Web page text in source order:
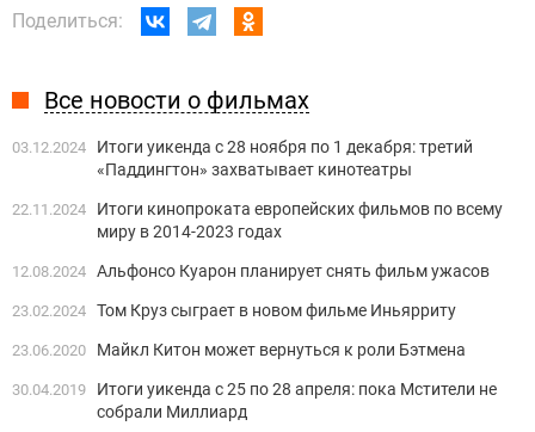
Поделиться:
Все новости о фильмах
03.12.2024
Итоги уикенда с 28 ноября по 1 декабря: третий
«Паддингтон» захватывает кинотеатры
22.11.2024
Итоги кинопроката европейских фильмов по всему
миру в 2014-2023 годах
12.08.2024 Альфонсо Куарон планирует снять фильм ужасов
23.02.2024 Том Круз сыграет в новом фильме Иньярриту
23.06.2020 Майкл Китон может вернуться к роли Бэтмена
30.04.2019
Итоги уикенда с 25 по 28 апреля: пока Мстители не
собрали Миллиард